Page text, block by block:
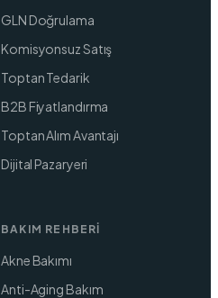
GLN Doğrulama
Komisyonsuz Satış
Toptan Tedarik
B2B Fiyatlandırma
Toptan Alım Avantajı
Dijital Pazaryeri
BAKIM REHBERI
Akne Bakımı
Anti-Aging Bakım